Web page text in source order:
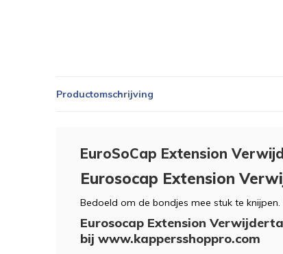
Productomschrijving
EuroSoCap Extension
Eurosocap Extension
Bedoeld om de bondjes mee stuk te
Eurosocap Extension
bij www.kappersshoppro.com